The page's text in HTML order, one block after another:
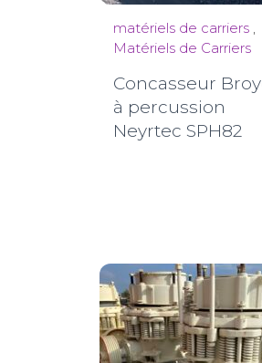
matériels de carriers ,
Matériels de Carriers
Concasseur
à percussion
Neyrtec SPH82